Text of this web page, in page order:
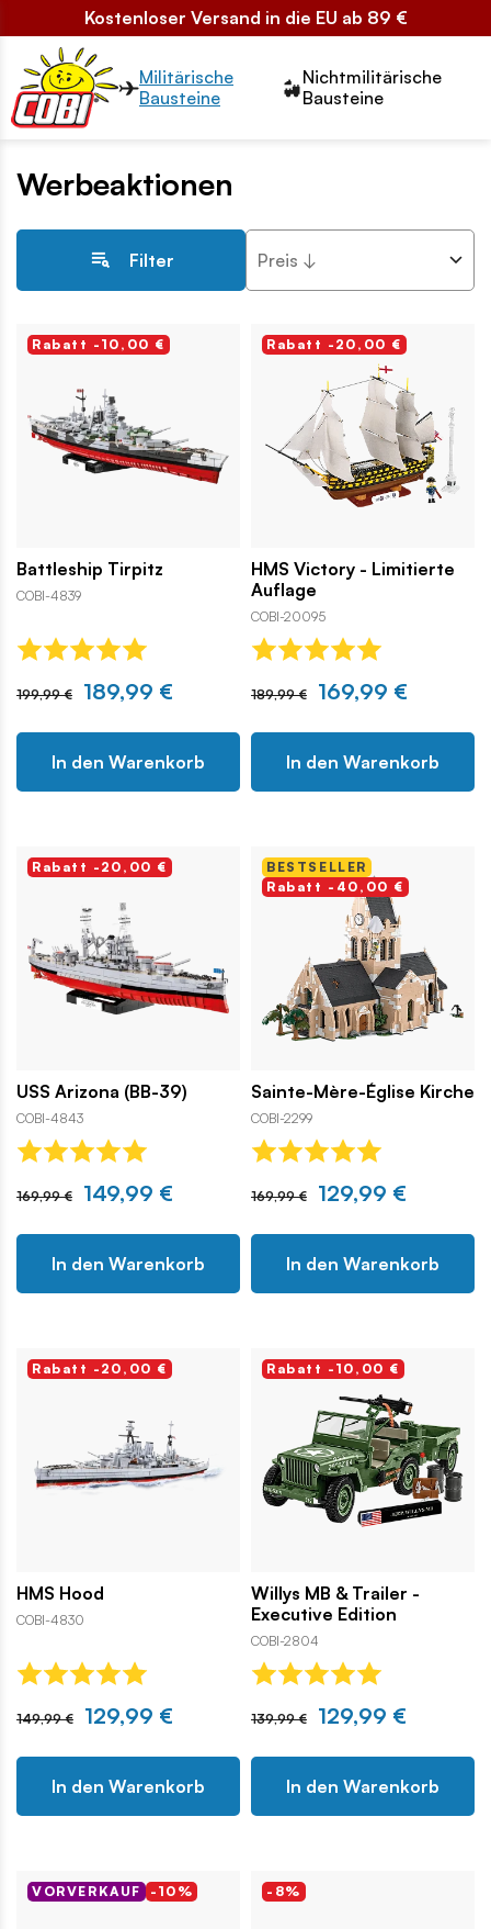
Kostenloser Versand in die EU ab 89 €
Przełącznik segmentów2
Militärische
Bausteine
Nichtmilitärische
Bausteine
Werbeaktionen
Filter Preis ↓
Rabatt -10,00 €
Battleship Tirpitz
COBI-4839
199,99 € 189,99 €
In den Warenkorb
Rabatt -20,00 €
HMS Victory - Limitierte
Auflage
COBI-20095
189,99 € 169,99 €
In den Warenkorb
Rabatt -20,00 €
USS Arizona (BB-39)
COBI-4843
169,99 € 149,99 €
In den Warenkorb
BESTSELLER
Rabatt -40,00 €
Sainte-Mère-Église Kirche
COBI-2299
169,99 € 129,99 €
In den Warenkorb
Rabatt -20,00 €
HMS Hood
COBI-4830
149,99 € 129,99 €
In den Warenkorb
Rabatt -10,00 €
Willys MB & Trailer -
Executive Edition
COBI-2804
139,99 € 129,99 €
In den Warenkorb
VORVERKAUF -10% -8%